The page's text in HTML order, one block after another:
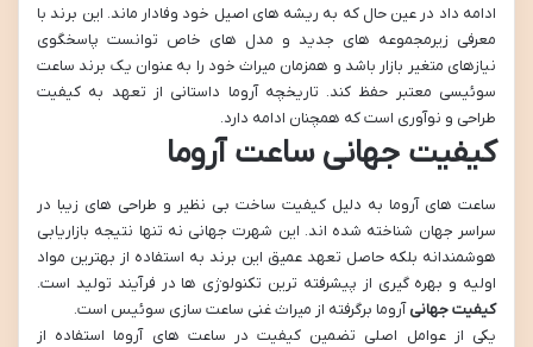
ادامه داد در عین حال که به ریشه های اصیل خود وفادار ماند. این برند با
معرفی زیرمجموعه های جدید و مدل های خاص توانست پاسخگوی
نیازهای متغیر بازار باشد و همزمان میراث خود را به عنوان یک برند ساعت
سوئیسی معتبر حفظ کند. تاریخچه آروما داستانی از تعهد به کیفیت
طراحی و نوآوری است که همچنان ادامه دارد.
کیفیت جهانی ساعت آروما
ساعت های آروما به دلیل کیفیت ساخت بی نظیر و طراحی های زیبا در
سراسر جهان شناخته شده اند. این شهرت جهانی نه تنها نتیجه بازاریابی
هوشمندانه بلکه حاصل تعهد عمیق این برند به استفاده از بهترین مواد
اولیه و بهره گیری از پیشرفته ترین تکنولوژی ها در فرآیند تولید است.
کیفیت جهانیآروما برگرفته از میراث غنی ساعت سازی سوئیس است.
یکی از عوامل اصلی تضمین کیفیت در ساعت های آروما استفاده از